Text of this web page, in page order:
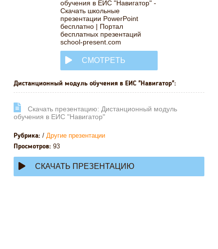
СМОТРЕТЬ
ОНЛАЙН
Дистанционный модуль обучения в ЕИС "Навигатор":
Cкачать презентацию: Дистанционный модуль
обучения в ЕИС "Навигатор"
Рубрика: / Другие презентации
Просмотров: 93
СКАЧАТЬ ПРЕЗЕНТАЦИЮ